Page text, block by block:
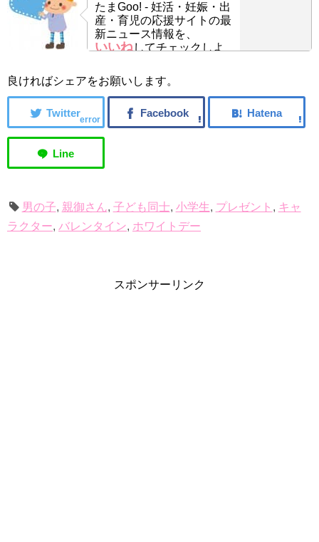
たまGoo! - 妊活・妊娠・出
産・育児の応援サイトの最
新ニュース情報を、
いいねしてチェックしよ
良ければシェアをお願いします。
error
男の子, 親御さん, 子ども同士, 小学生, プレゼント , キャ
ラクター, バレンタイン, ホワイトデー
スポンサーリンク